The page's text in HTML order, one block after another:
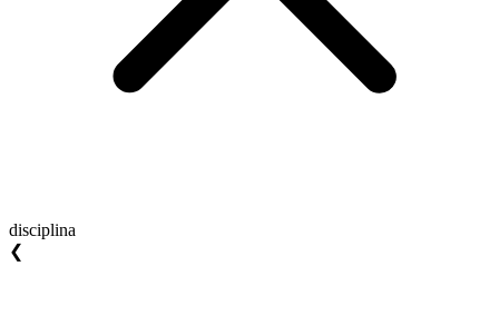
disciplina
❮